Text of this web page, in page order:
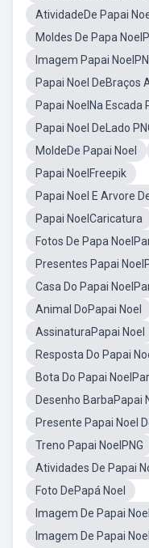
AtividadeDe Papai
Moldes De Papa
Imagem Papai
Papai Noel DeBraços
Papai NoelNa Escada
Papai Noel DeLado
MoldeDe Papai Noel
Papai NoelFreepik
Papai Noel E Arvore
Papai NoelCaricatura
Fotos De Papa
Presentes Papai
Casa Do Papai
Animal DoPapai Noel
AssinaturaPapai Noel
Resposta Do Papai
Bota Do Papai
Desenho BarbaPapai
Presente Papai Noel
Treno Papai NoelPNG
Atividades De Papai
Foto DePapá Noel
Imagem De Papai
Imagem De Papai